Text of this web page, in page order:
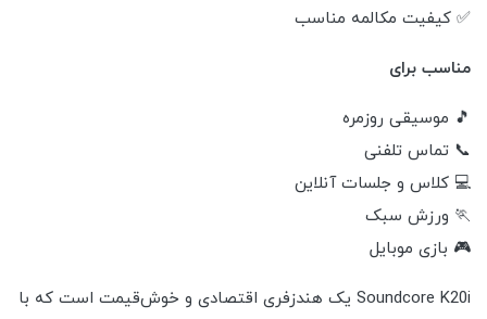
✅ کیفیت مکالمه مناسب
مناسب برای
🎵 موسیقی روزمره
📞 تماس تلفنی
💻 کلاس و جلسات آنلاین
🏃 ورزش سبک
🎮 بازی موبایل
Soundcore K20i یک هندزفری اقتصادی و خوش‌قیمت است که با